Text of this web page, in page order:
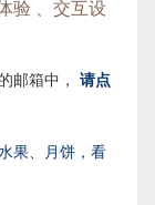
验 、交互设
邮箱中，
请点
果、月饼，看